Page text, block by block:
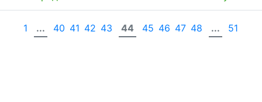
1 ... 40 41 42 43 44 45 46 47 48 ... 51